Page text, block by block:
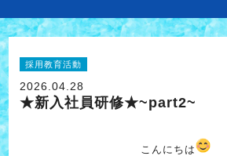
採用教育活動
2026.04.28
★新入社員研修★~part2~
こんにちは